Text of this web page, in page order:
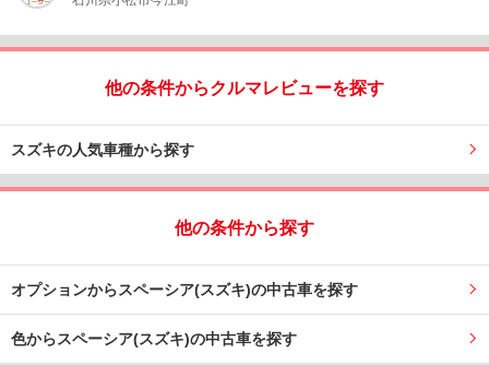
他の条件からクルマレビューを探す
スズキの人気車種から探す
他の条件から探す
オプションからスペーシア(スズキ)の中古車を探す
色からスペーシア(スズキ)の中古車を探す